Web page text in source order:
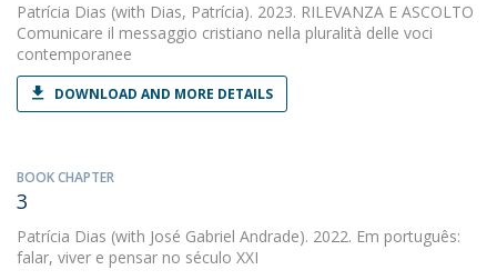
Patrícia Dias (with Dias, Patrícia). 2023. RILEVANZA E ASCOLTO
Comunicare il messaggio cristiano nella pluralità delle voci
contemporanee
DOWNLOAD AND MORE DETAILS
BOOK CHAPTER
3
Patrícia Dias (with José Gabriel Andrade). 2022. Em português:
falar, viver e pensar no século XXI